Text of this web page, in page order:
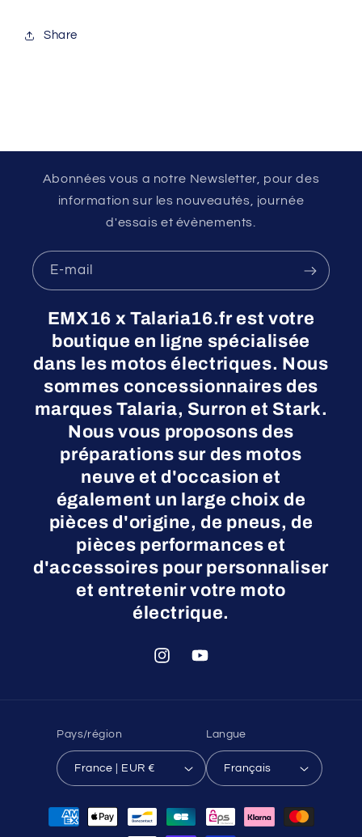
Share
Abonnées vous a notre Newsletter, pour des
information sur les nouveautés, journée
d'essais et évènements.
E-mail
EMX16 x Talaria16.fr est votre
boutique en ligne spécialisée
dans les motos électriques. Nous
sommes concessionnaires des
marques Talaria, Surron et Stark.
Nous vous proposons des
préparations sur des motos
neuve et d'occasion et
également un large choix de
pièces d'origine, de pneus, de
pièces performances et
d'accessoires pour personnaliser
et entretenir votre moto
électrique.
InstagramYouTube
Pays/région
France | EUR €
Langue
Français
Moyens